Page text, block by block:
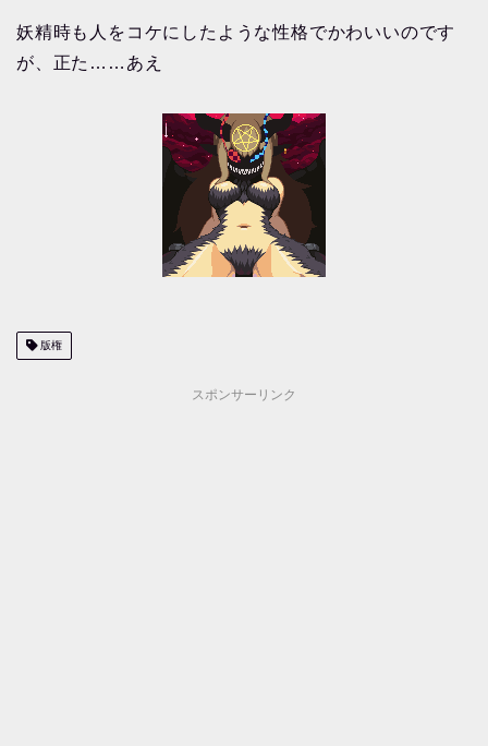
妖精時も人をコケにしたような性格でかわいいのです
が、正た……あえ
版権
スポンサーリンク